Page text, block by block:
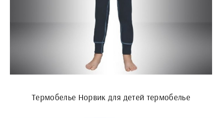
Термобелье Норвик для детей термобелье